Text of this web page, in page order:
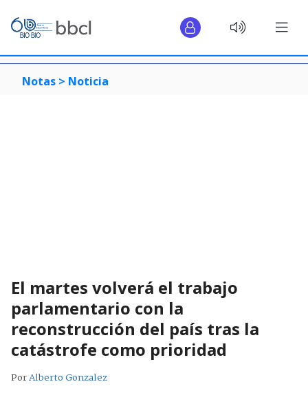
Notas > Noticia
El martes volverá el trabajo
parlamentario con la
reconstrucción del país tras la
catástrofe como prioridad
PorAlberto Gonzalez